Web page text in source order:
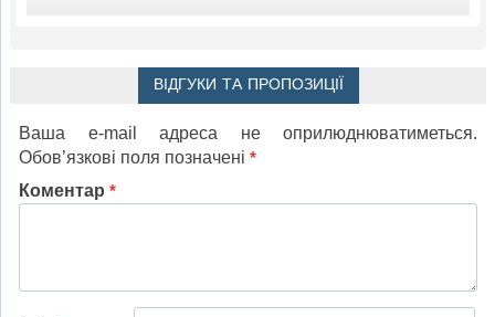
ВІДГУКИ ТА ПРОПОЗИЦІЇ
Ваша e-mail адреса не оприлюднюватиметься.
Обов’язкові поля позначені *
Коментар *